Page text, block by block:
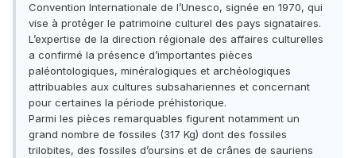
Convention Internationale de l’Unesco, signée en 1970, qui
vise à protéger le patrimoine culturel des pays signataires.
L’expertise de la direction régionale des affaires culturelles
a confirmé la présence d’importantes pièces
paléontologiques, minéralogiques et archéologiques
attribuables aux cultures subsahariennes et concernant
pour certaines la période préhistorique.
Parmi les pièces remarquables figurent notamment un
grand nombre de fossiles (317 Kg) dont des fossiles
trilobites, des fossiles d’oursins et de crânes de sauriens